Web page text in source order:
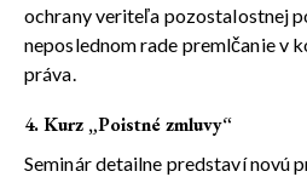
ochrany veriteľa pozostalostnej
neposlednom rade premlčanie v
práva.
4. Kurz „Poistné zmluvy“
Seminár detailne predstaví novú